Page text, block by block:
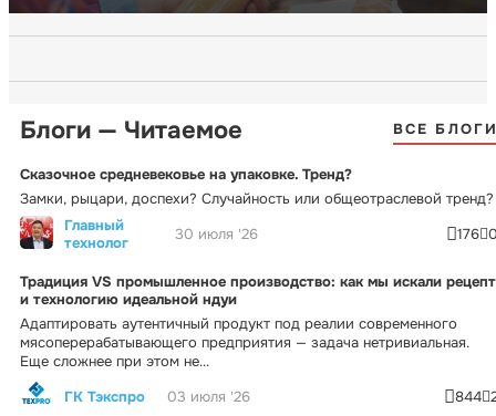
Блоги — Читаемое ВСЕ
Сказочное средневековье на упаковке. Тренд?
Замки, рыцари, доспехи? Случайность или общеотраслевой тренд?
Главный
технолог
30 июля '26 176
Традиция VS промышленное производство: как мы искали рецепт
и технологию идеальной ндуи
Адаптировать аутентичный продукт под реалии современного
мясоперерабатывающего предприятия — задача нетривиальная.
Еще сложнее при этом не...
ГК Тэкспро
03 июля '26 844